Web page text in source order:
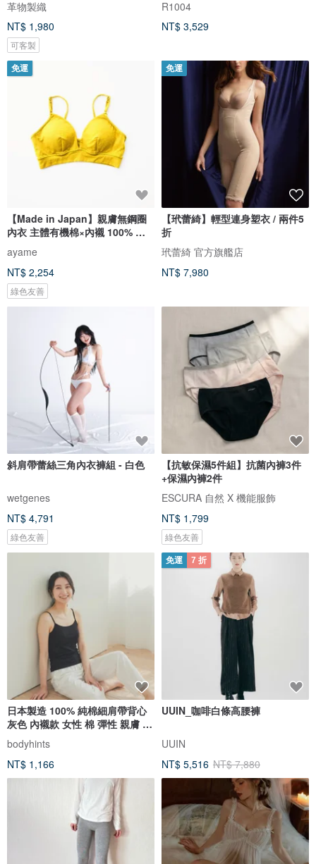
革物製織
NT$ 1,980
可客製
R1004
NT$ 3,529
免運
【Made in Japan】親膚無鋼圈
內衣 主體有機棉×內襯 100% 蠶
ayame
NT$ 2,254
綠色友善
免運
【玳蕾綺】輕型連身塑衣 / 兩件5
折
玳蕾綺 官方旗艦店
NT$ 7,980
斜肩帶蕾絲三角內衣褲組 - 白色
wetgenes
NT$ 4,791
綠色友善
【抗敏保濕5件組】抗菌內褲3件
+保濕內褲2件
ESCURA 自然 X 機能服飾
NT$ 1,799
綠色友善
日本製造 100% 純棉細肩帶背心
灰色 內襯款 女性 棉 彈性 親膚 百
搭 居家休閒穿搭
bodyhints
NT$ 1,166
免運 7 折
UUIN_咖啡白條高腰褲
UUIN
NT$ 5,516 NT$ 7,880